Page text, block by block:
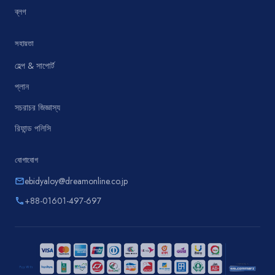
ব্লগ
সহায়তা
হেল্প & সাপোর্ট
প্লান
সচরাচর জিজ্ঞাস্য
রিফান্ড পলিসি
যোগাযোগ
emailebidyaloy@dreamonline.co.jp
phone+88-01601-497-697